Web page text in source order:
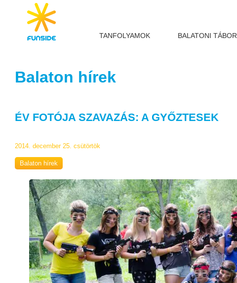
TANFOLYAMOK BALATONI TÁBOR
Balaton hírek
ÉV FOTÓJA SZAVAZÁS: A GYŐZTESEK
2014. december 25. csütörtök
Balaton hírek